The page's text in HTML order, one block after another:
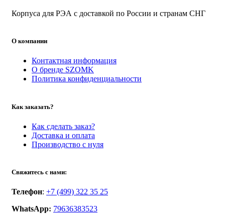
Корпуса для РЭА с доставкой по России и странам СНГ
О компании
Контактная информация
О бренде SZOMK
Политика конфиденциальности
Как заказать?
Как сделать заказ?
Доставка и оплата
Производство с нуля
Свяжитесь с нами:
Телефон: +7 (499) 322 35 25
WhatsApp: 79636383523